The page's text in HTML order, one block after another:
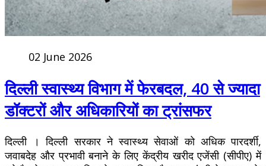
02 June 2026
दिल्ली स्वास्थ्य विभाग में फेरबदल, 40 से ज्यादा
डॉक्टरों और अधिकारियों का ट्रांसफर
दिल्ली । दिल्ली सरकार ने स्वास्थ्य सेवाओं को अधिक पारदर्शी,
जवाबदेह और प्रभावी बनाने के लिए केंद्रीय खरीद एजेंसी (सीपीए) में